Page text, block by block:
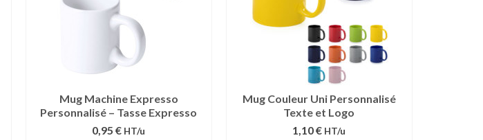
Mug Machine Expresso
Personnalisé – Tasse Expresso
0,95 € HT/u
Mug Couleur Uni Personnalisé
Texte et Logo
1,10 € HT/u